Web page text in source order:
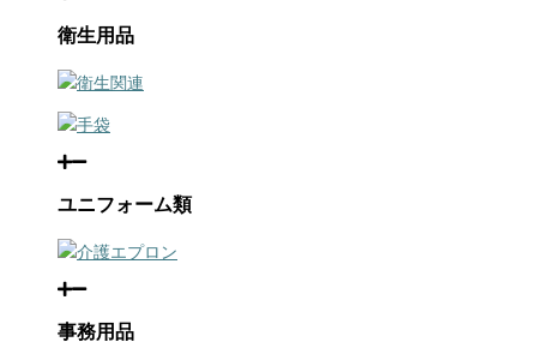
衛生用品
衛生関連
手袋
ユニフォーム類
介護エプロン
事務用品